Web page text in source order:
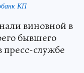
КП
виновной в
бывшего
службе